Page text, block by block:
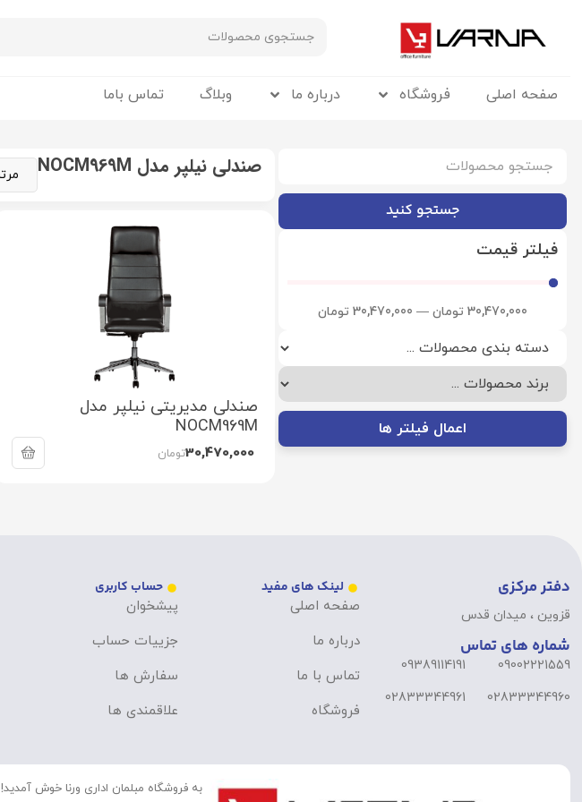
صفحه اصلی فروشگاه درباره ما وبلاگ تماس باما
جستجو کنید
فیلتر قیمت
30,470,000 تومان —
30,470,000 تومان
اعمال فیلتر ها
صندلی نیلپر مدل NOCM969M
صندلی مدیریتی نیلپر مدل
NOCM969M
30,470,000تومان
دفتر مرکزی
قزوین ، میدان قدس
شماره های تماس
09002221559
02833344960
09389114191
02833344961
لینک های مفید
صفحه اصلی
درباره ما
تماس با ما
فروشگاه
حساب کاربری
پیشخوان
جزییات حساب
سفارش ها
علاقمندی ها
به فروشگاه مبلمان اداری ورنا خوش آمدید!